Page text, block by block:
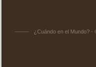
¿Cuándo en el Mundo? -